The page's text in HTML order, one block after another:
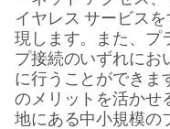
イヤレス サービス
現します。また、プ
プ接続のいずれにお
に行うことができま
のメリットを活かせ
地にある中小規模の